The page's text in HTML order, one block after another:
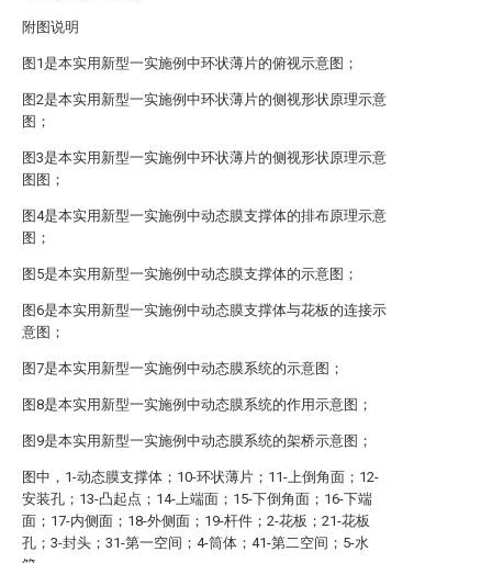
附图说明
图1是本实用新型一实施例中环状薄片的俯视示意图；
图2是本实用新型一实施例中环状薄片的侧视形状原理示意
图；
图3是本实用新型一实施例中环状薄片的侧视形状原理示意
图图；
图4是本实用新型一实施例中动态膜支撑体的排布原理示意
图；
图5是本实用新型一实施例中动态膜支撑体的示意图；
图6是本实用新型一实施例中动态膜支撑体与花板的连接示
意图；
图7是本实用新型一实施例中动态膜系统的示意图；
图8是本实用新型一实施例中动态膜系统的作用示意图；
图9是本实用新型一实施例中动态膜系统的架桥示意图；
图中，1-动态膜支撑体；10-环状薄片；11-上倒角面；12-
安装孔；13-凸起点；14-上端面；15-下倒角面；16-下端
面；17-内侧面；18-外侧面；19-杆件；2-花板；21-花板
孔；3-封头；31-第一空间；4-筒体；41-第二空间；5-水